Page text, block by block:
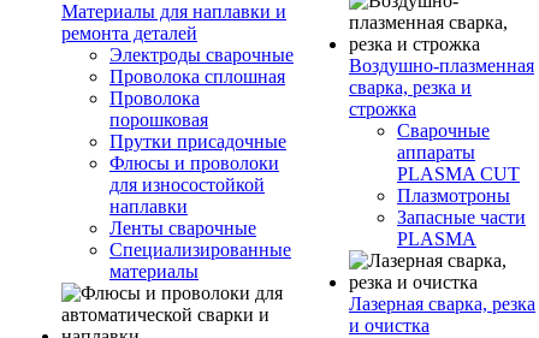
Материалы для наплавки и
ремонта деталей
Электроды сварочные
Проволока сплошная
Проволока
порошковая
Прутки присадочные
Флюсы и проволоки
для износостойкой
наплавки
Ленты сварочные
Специализированные
материалы
Воздушно-плазменная
сварка, резка и
строжка
Сварочные
аппараты
PLASMA CUT
Плазмотроны
Запасные части
PLASMA
Лазерная сварка, резка
и очистка